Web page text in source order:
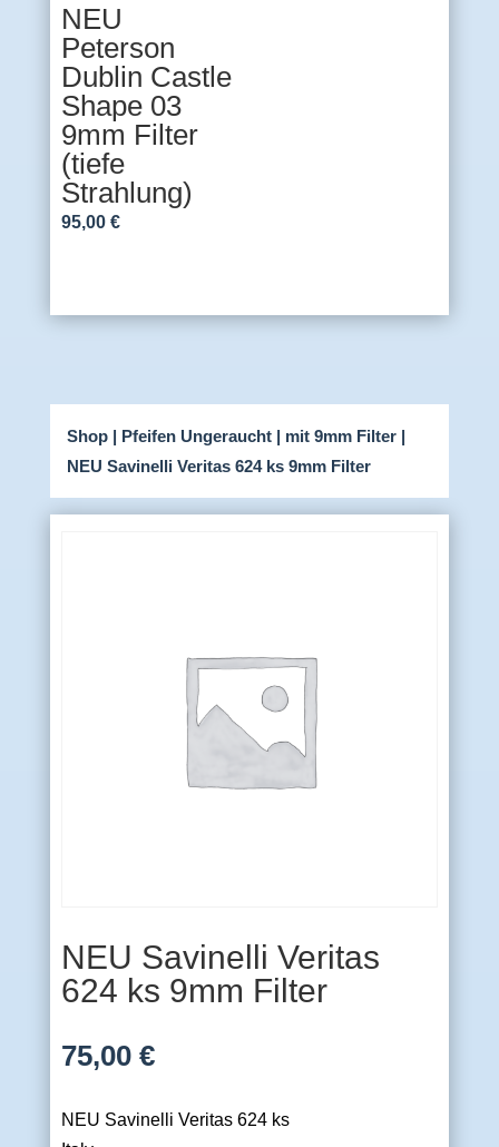
NEU
Peterson
Dublin Castle
Shape 03
9mm Filter
(tiefe
Strahlung)
95,00 €
Shop| Pfeifen Ungeraucht| mit 9mm Filter|
NEU Savinelli Veritas 624 ks 9mm Filter
NEU Savinelli Veritas
624 ks 9mm Filter
75,00 €
NEU Savinelli Veritas 624 ks